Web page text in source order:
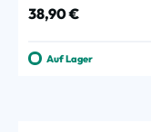
Regulärer Preis:
38,90 €
Auf Lager